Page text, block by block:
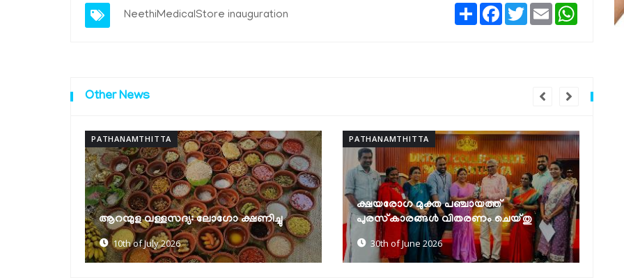
NeethiMedicalStore inauguration
ShareFacebook
TwitterEmail
Other News
PATHANAMTHITTA
ക്ഷയരോഗ മുക്ത പഞ്ചായത്ത്
പുരസ്‌കാരങ്ങൾ വിതരണം ചെയ്തു
30th of June 2026
PATHANAMTHITTA
സെൻസസ് സെൽഫ് എന്യൂമറേഷൻ:
മികച്ച നേട്ടവുമായി ഹയർ സെക്കൻഡറി
എൻ.എസ്.എസ് യൂണിറ്റുകൾ
30th of June 2026